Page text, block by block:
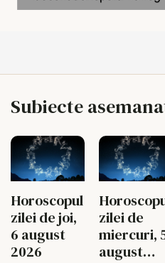
Subiecte
Horoscopul
zilei de joi,
6 august
2026
zilei de
miercuri,
august